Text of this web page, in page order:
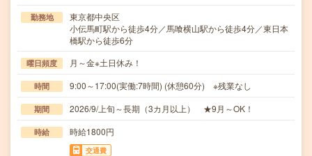
勤務地
東京都中央区
小伝馬町駅から徒歩4分／馬喰横山駅から徒歩4分／東日本
橋駅から徒歩6分
曜日頻度 月～金※土日休み！
時間 9:00～17:00(実働:7時間) (休憩60分) ※残業なし
期間 2026/9/上旬～長期（3カ月以上） ★9月～OK！
時給 時給1800円
交通費